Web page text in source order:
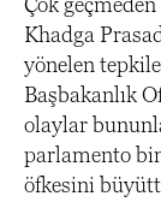
Khadga
yönelen
Başbakanlık
olaylar
parlamento
öfkesini